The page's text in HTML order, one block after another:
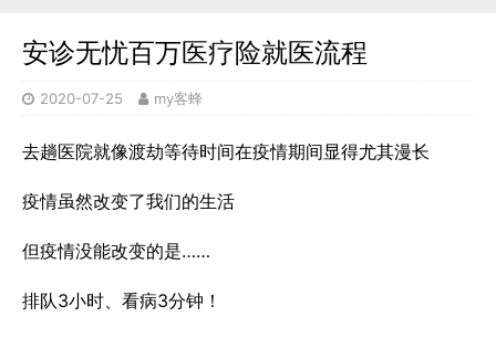
安诊无忧百万医疗险就医流程
2020-07-25 my客蜂
去趟医院就像渡劫等待时间在疫情期间显得尤其漫长
疫情虽然改变了我们的生活
但疫情没能改变的是……
排队3小时、看病3分钟！